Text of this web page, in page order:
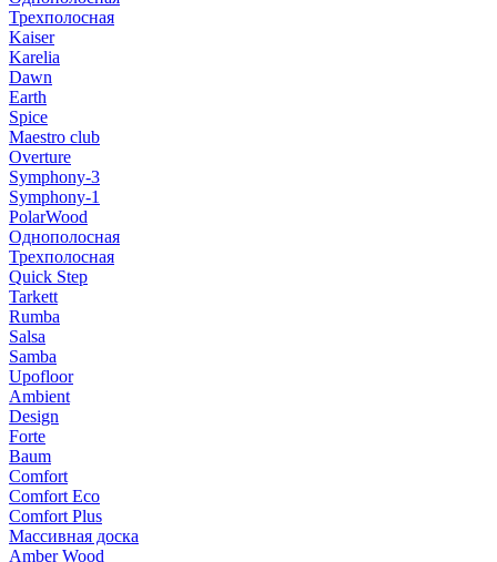
Трехполосная
Kaiser
Karelia
Dawn
Earth
Spice
Maestro club
Overture
Symphony-3
Symphony-1
PolarWood
Однополосная
Трехполосная
Quick Step
Tarkett
Rumba
Salsa
Samba
Upofloor
Ambient
Design
Forte
Baum
Comfort
Comfort Eco
Comfort Plus
Массивная доска
Amber Wood